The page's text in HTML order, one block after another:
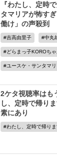
『わたし、定時
タマリアが怖す
働け」の声殺到
吉高由里子 中丸
どらまっ子KOROちゃ
ユースケ・サンタマリ
2ケタ視聴率は
し、定時で帰り
素にあり
わたし、定時で帰りま